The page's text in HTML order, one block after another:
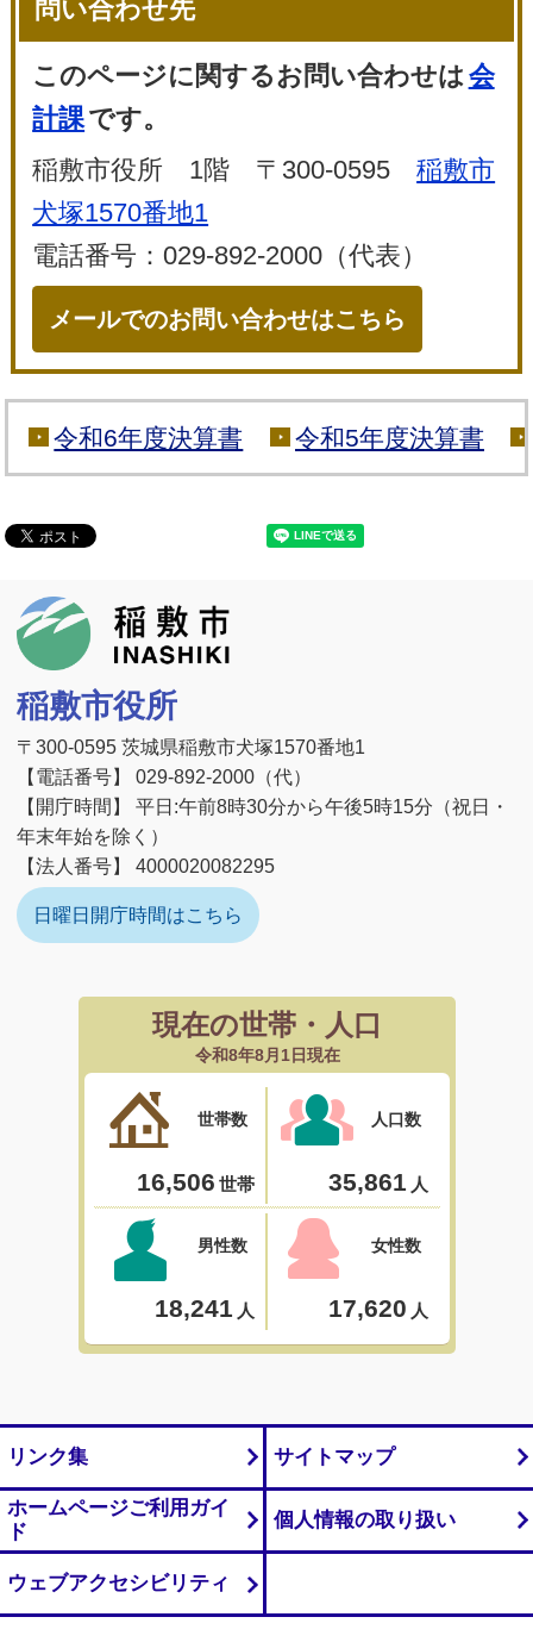
問い合わせ先
このページに関するお問い合わせは会
計課です。
稲敷市役所 1階 〒300-0595稲敷市
犬塚1570番地1
電話番号：029-892-2000（代表）
メールでのお問い合わせはこちら
令和6年度決算書 令和5年度決算書
稲敷市役所
〒300-0595 茨城県稲敷市犬塚1570番地1
【電話番号】 029-892-2000（代）
【開庁時間】 平日:午前8時30分から午後5時15分（祝日・
年末年始を除く）
【法人番号】 4000020082295
日曜日開庁時間はこちら
リンク集 サイトマップ
ホームページご利用ガイ
ド
個人情報の取り扱い
ウェブアクセシビリティ